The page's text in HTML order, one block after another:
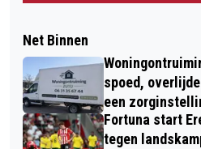
Net Binnen
spoed,
een
Fortuna start
tegen